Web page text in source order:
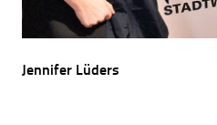
Jennifer Lüders